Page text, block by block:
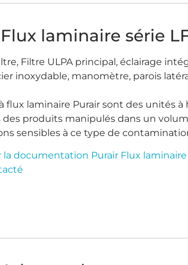
laminaire série
Filtre ULPA principal, éclairage
inoxydable, manomètre, parois
flux laminaire Purair sont des unités
produits manipulés dans un
sensibles à ce type de
la documentation Purair Flux laminaire